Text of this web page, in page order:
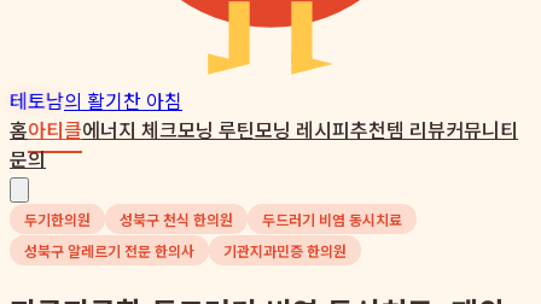
테토남의 활기찬 아침
홈아티클에너지 체크모닝 루틴모닝 레시피추천템 리뷰커뮤니티
문의
두기한의원 성북구 천식 한의원
두드러기 비염 동시치료
성북구 알레르기 전문 한의사
기관지과민증 한의원